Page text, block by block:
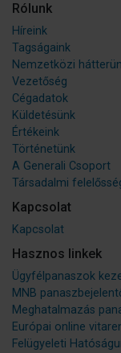
Rólunk
Híreink
Tagságaink
Nemzetközi
Vezetőség
Cégadatok
Küldetésünk
Értékeink
Történetünk
A Generali Csoport
Társadalmi
Kapcsolat
Kapcsolat
Hasznos linkek
Ügyfélpanaszok
MNB
Meghatalmazás
Európai online
Felügyeleti